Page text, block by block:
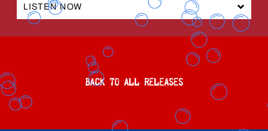
LISTEN NOW
BACK TO ALL RELEASES